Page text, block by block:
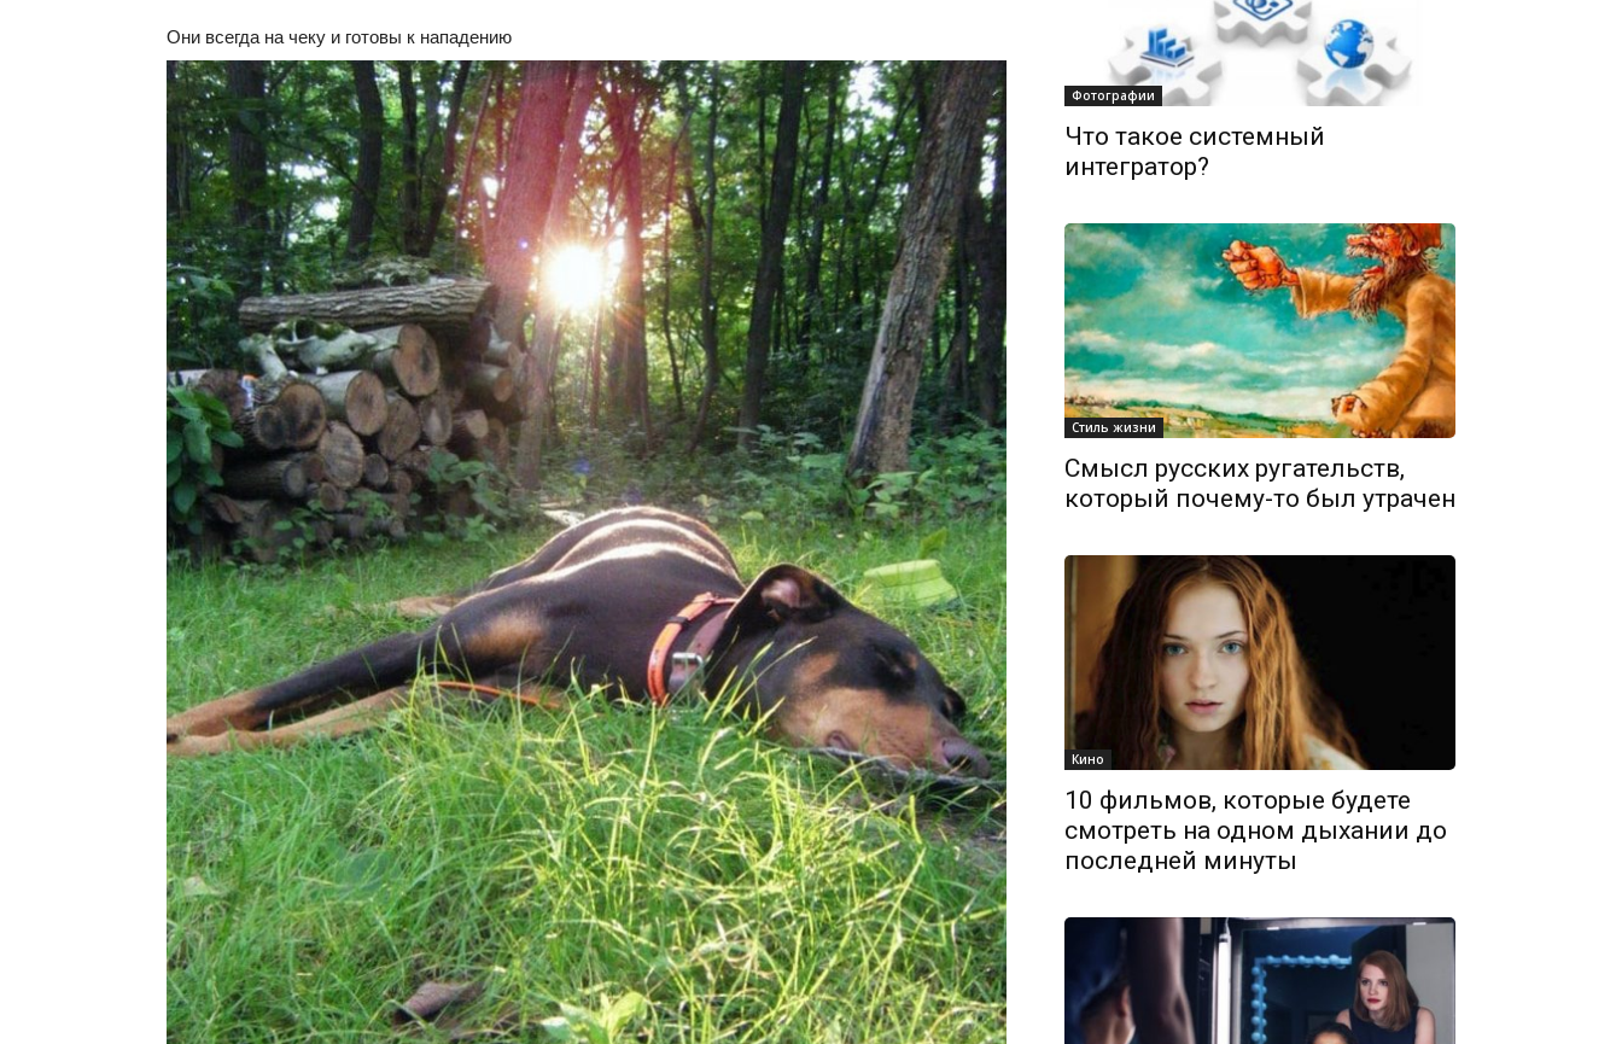
Они всегда на чеку и готовы к нападению
Фотографии
Что такое системный
интегратор?
Стиль жизни
Смысл русских ругательств,
который почему-то был утрачен
Кино
10 фильмов, которые будете
смотреть на одном дыхании до
последней минуты